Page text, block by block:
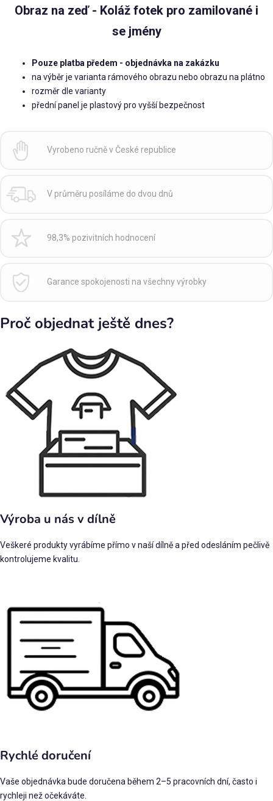
Obraz na zeď - Koláž fotek pro zamilované i
se jmény
Pouze platba předem - objednávka na zakázku
na výběr je varianta rámového obrazu nebo obrazu na plátno
rozměr dle varianty
přední panel je plastový pro vyšší bezpečnost
Vyrobeno ručně v České republice
V průměru posíláme do dvou dnů
98,3% pozivitních hodnocení
Garance spokojenosti na všechny výrobky
Proč objednat ještě dnes?
Výroba u nás v dílně
Veškeré produkty vyrábíme přímo v naší dílně a před odesláním pečlivě
kontrolujeme kvalitu.
Rychlé doručení
Vaše objednávka bude doručena během 2–5 pracovních dní, často i
rychleji než očekáváte.